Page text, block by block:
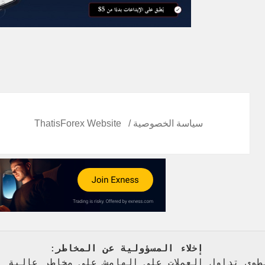
سياسة الخصوصية ThatisForex Website
إخلاء المسؤولية عن المخاطر :
تداول العملات على الهامش على مخاطر عالية